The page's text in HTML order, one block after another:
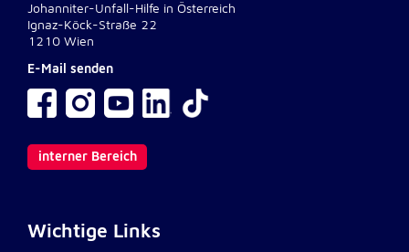
Johanniter-Unfall-Hilfe in Österreich
Ignaz-Köck-Straße 22
1210 Wien
E-Mail senden
interner Bereich
Wichtige Links
Einbinden und Anzeigen von Videos
Google Maps
Name:
Einbinden von interaktiven Google Karten